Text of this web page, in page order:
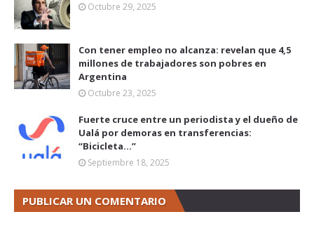
Octubre 29, 2025
Con tener empleo no alcanza: revelan que 4,5
millones de trabajadores son pobres en
Argentina
Octubre 23, 2025
Fuerte cruce entre un periodista y el dueño de
Ualá por demoras en transferencias:
“Bicicleta...”
Septiembre 18, 2025
PUBLICAR UN COMENTARIO